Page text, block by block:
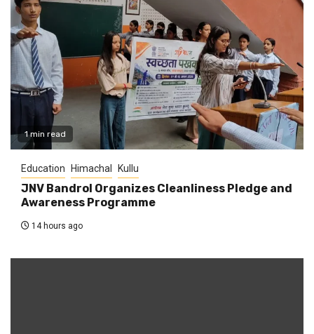
1 min read
Education Himachal Kullu
JNV Bandrol Organizes Cleanliness Pledge and
Awareness Programme
14 hours ago